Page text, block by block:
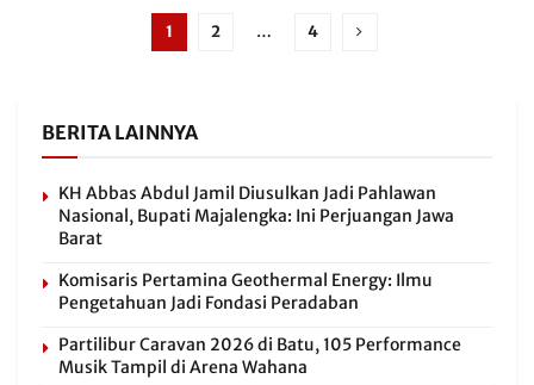
1 2 … 4
BERITA LAINNYA
KH Abbas Abdul Jamil Diusulkan Jadi Pahlawan
Nasional, Bupati Majalengka: Ini Perjuangan Jawa
Barat
Komisaris Pertamina Geothermal Energy: Ilmu
Pengetahuan Jadi Fondasi Peradaban
Partilibur Caravan 2026 di Batu, 105 Performance
Musik Tampil di Arena Wahana